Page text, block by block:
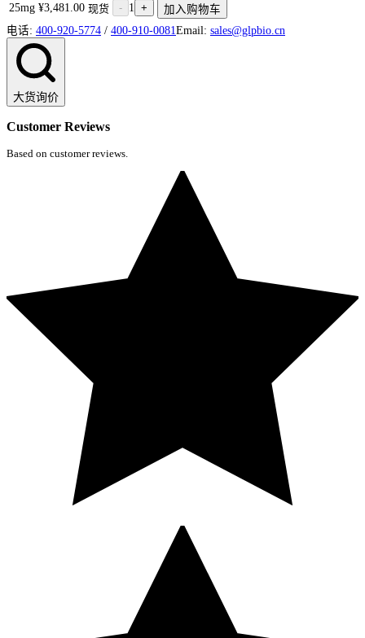
25mg ¥3,481.00 现货 - 1 +
加入购物车
电话: 400-920-5774 / 400-910-0081 Email: sales@glpbio.cn
大货询价
Customer Reviews
Based on customer reviews.